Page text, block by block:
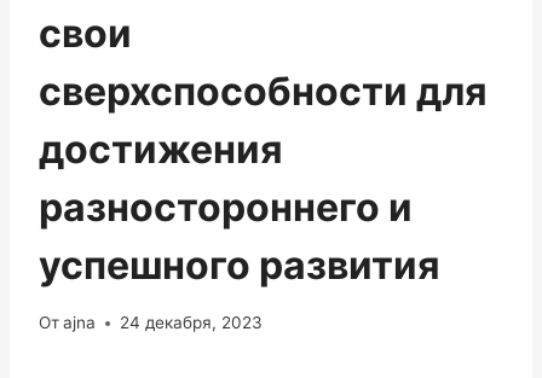
свои
сверхспособности для
достижения
разностороннего и
успешного развития
Отajna 24 декабря, 2023